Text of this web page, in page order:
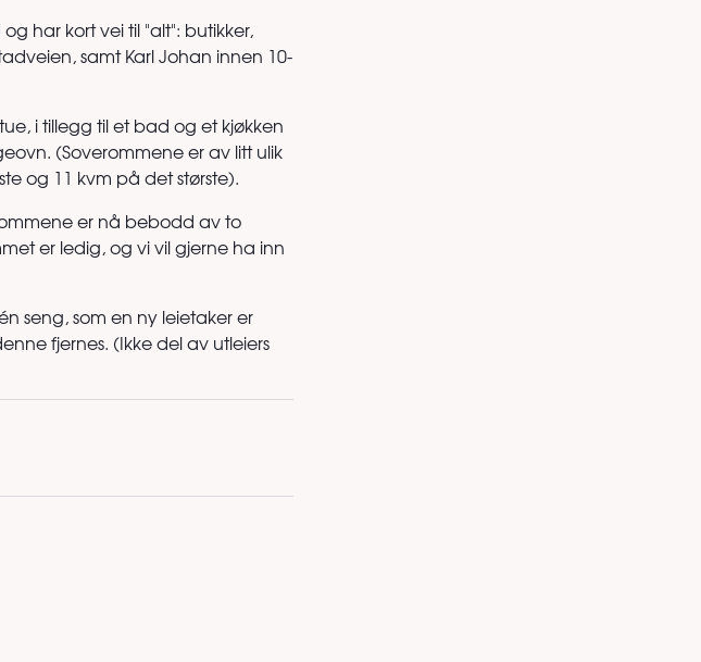
har kort vei til "alt": butikker,
samt Karl Johan innen 10-
i tillegg til et bad og et kjøkken
(Soverommene er av litt ulik
og 11 kvm på det største).
er nå bebodd av to
er ledig, og vi vil gjerne ha inn
seng, som en ny leietaker er
fjernes. (Ikke del av utleiers